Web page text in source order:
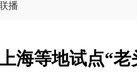
播
海等地试点“